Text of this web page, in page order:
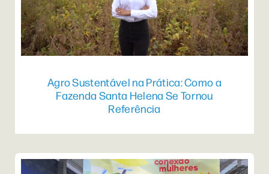
Agro Sustentável na Prática: Como a
Fazenda Santa Helena Se Tornou
Referência